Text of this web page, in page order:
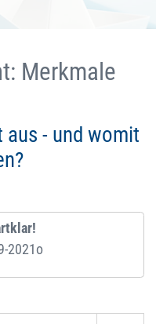
Merkmale
aus - und womit
2021o